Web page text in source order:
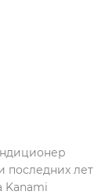
последних лет
Kanami